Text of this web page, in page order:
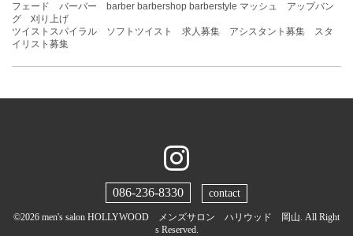
フェード バーバー barber barbershop barberstyle マッシュ アップバン
グ 刈り上げ
ツイストスパイラル ソフトツイスト 求人募集 アシスタント募集 スタ
イリスト募集
086-236-8330 contact
©2026 men's salon HOLLYWOOD メンズサロン ハリウッド 岡山. All Right
s Reserved.